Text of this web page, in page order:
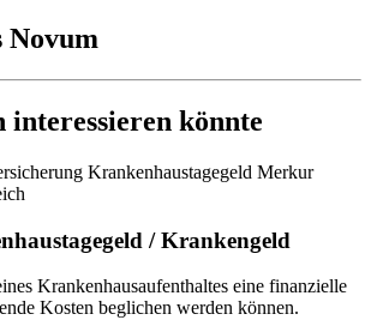
Novum
interessieren könnte
/ Krankengeld
Krankenhausaufenthaltes eine finanzielle
Kosten beglichen werden können.